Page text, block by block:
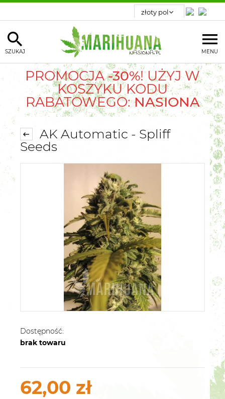
MENU
SZUKAJ
PROMOCJA-30%! UŻYJ W
KOSZYKU KODU
RABATOWEGO:NASIONA
AK Automatic - Spliff
Seeds
Dostępność:
brak towaru
62,00 zł